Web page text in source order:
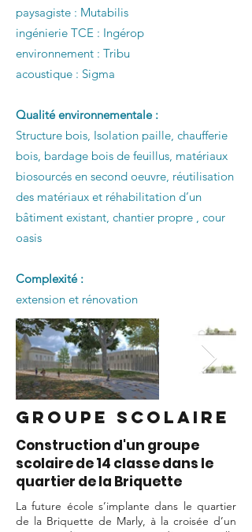
paysagiste : Mutabilis
ingénierie TCE : Ingérop
environnement : Tribu
acoustique : Sigma
Qualité environnementale :
Structure bois, Isolation paille, chaufferie
bois, bardage bois de feuillus, matériaux
biosourcés en second oeuvre, réutilisation
des matériaux et réhabilitation d’un
bâtiment existant, chantier propre , cour
oasis
Complexité :
extension et rénovation
Groupe scolaire
Construction d'un groupe
scolaire de 14 classe dans le
quartier de la Briquette
La future école s’implante dans le quartier
de la Briquette de Marly, à la croisée d’un